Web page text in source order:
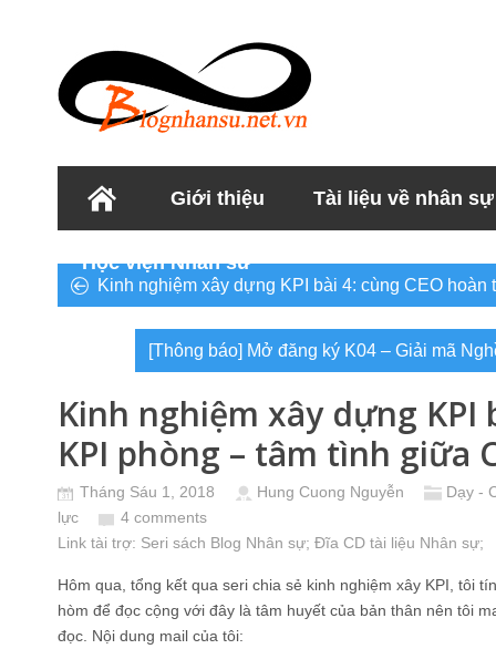
Giới thiệu Tài liệu về nhân sự
Học viện Nhân sư
Kinh nghiệm xây dựng KPI bài 4: cùng CEO hoàn
[Thông báo] Mở đăng ký K04 – Giải mã
Kinh nghiệm xây dựng KPI
KPI phòng – tâm tình giữa
Tháng Sáu 1, 2018 Hung Cuong Nguyễn
Dạy -
lực
4 comments
Link tài trợ: Seri sách Blog Nhân sự; Đĩa CD tài liệu Nhân sự;
Hôm qua, tổng kết qua seri chia sẻ kinh nghiệm xây KPI, tôi
hòm để đọc cộng với đây là tâm huyết của bản thân nên tôi
đọc. Nội dung mail của tôi: